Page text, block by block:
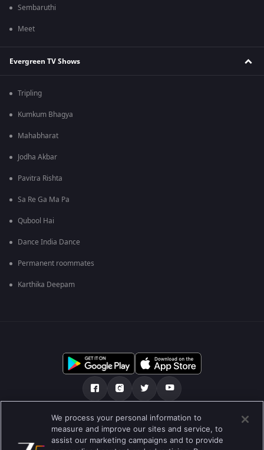
Sembaruthi
Meet
Evergreen TV Shows
Tripling
Kumkum Bhagya
Mahabharat
Jodha Akbar
Pavitra Rishta
Sa Re Ga Ma Pa
Qubool Hai
Dance India Dance
Permanent roommates
Karthika Deepam
คำถามที่พบบ่อย นโยบายความเป็นส่วนตัว
เงื่อนไขการใช้งาน Preferences
We process your personal information to
measure and improve our sites and service, to
assist our marketing campaigns and to provide